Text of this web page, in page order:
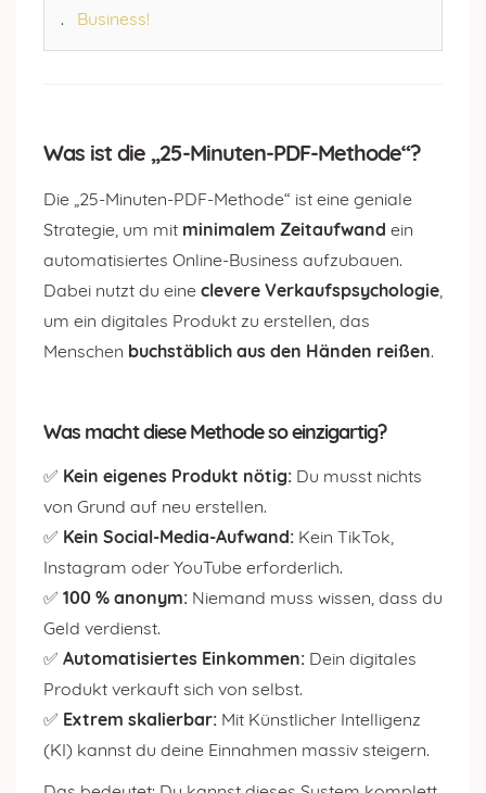
Business!
Was ist die „25-Minuten-PDF-Methode“?
Die „25-Minuten-PDF-Methode“ ist eine geniale
Strategie, um mit minimalem Zeitaufwand ein
automatisiertes Online-Business aufzubauen.
Dabei nutzt du eine clevere Verkaufspsychologie
um ein digitales Produkt zu erstellen, das
Menschen buchstäblich aus den Händen reißen.
Was macht diese Methode so einzigartig?
✅ Kein eigenes Produkt nötig: Du musst nichts
von Grund auf neu erstellen.
✅ Kein Social-Media-Aufwand: Kein TikTok,
Instagram oder YouTube erforderlich.
✅ 100 % anonym: Niemand muss wissen, dass du
Geld verdienst.
✅ Automatisiertes Einkommen: Dein digitales
Produkt verkauft sich von selbst.
✅ Extrem skalierbar: Mit Künstlicher Intelligenz
(KI) kannst du deine Einnahmen massiv steigern.